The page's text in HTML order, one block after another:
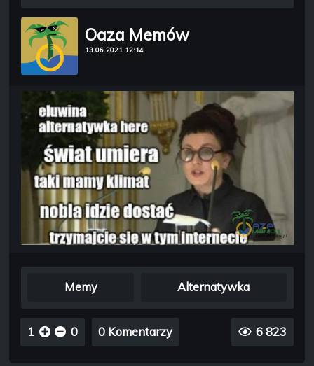
Oaza Memów
13.06.2021 12:14
Memy Alternatywka
1 0 0 Komentarzy 6 823